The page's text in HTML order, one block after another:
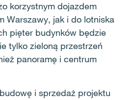
korzystnym dojazdem
Warszawy, jak i do lotniska
pięter budynków będzie
tylko zieloną przestrzeń
panoramę i centrum
i sprzedaż projektu